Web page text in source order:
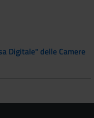
Digitale" delle Camere